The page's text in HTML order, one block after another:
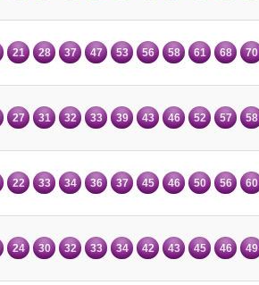
21 28 37 47 53 56 58 61 68 70
27 31 32 33 39 43 46 52 57 58
22 33 34 36 37 45 46 50 56 60
24 30 32 33 34 42 43 45 46 49